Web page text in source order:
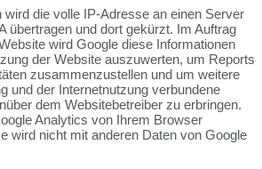
wird die volle IP-Adresse an einen Server
übertragen und dort gekürzt. Im Auftrag
wird Google diese Informationen
der Website auszuwerten, um Reports
zusammenzustellen und um weitere
und der Internetnutzung verbundene
dem Websitebetreiber zu erbringen.
Analytics von Ihrem Browser
wird nicht mit anderen Daten von Google